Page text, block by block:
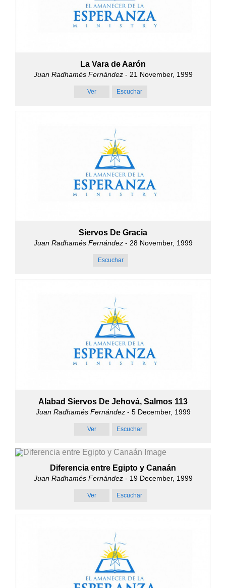
La Vara de Aarón
Juan Radhamés Fernández- 21 November, 1999
Ver Escuchar
Siervos De Gracia
Juan Radhamés Fernández- 28 November, 1999
Escuchar
Alabad Siervos De Jehová, Salmos 113
Juan Radhamés Fernández- 5 December, 1999
Ver Escuchar
Diferencia entre Egipto y Canaán
Juan Radhamés Fernández- 19 December, 1999
Ver Escuchar